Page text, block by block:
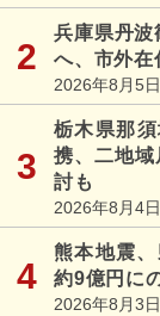
兵庫県丹波
へ、市外在
2026年8月5日
栃木県那
携、二地
討も
2026年8月4日
熊本地震
約9億円に
2026年8月3日